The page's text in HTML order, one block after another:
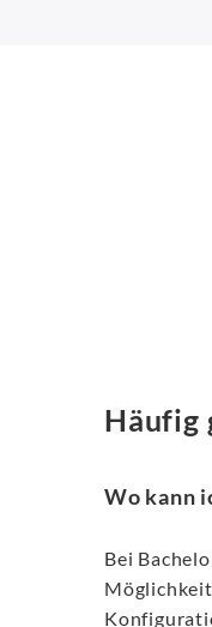
Häufig
Wo kann
Bei